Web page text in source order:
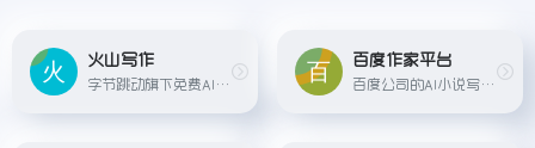
火山写作
字节跳动旗下免费AI内容创作工具
百度作家平台
百度公司的AI小说写作工具